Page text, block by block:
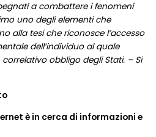
a combattere i fenomeni
uno degli elementi che
alla tesi che riconosce l’accesso
dell’individuo al quale
obbligo degli Stati. – Si
è in cerca di informazioni e